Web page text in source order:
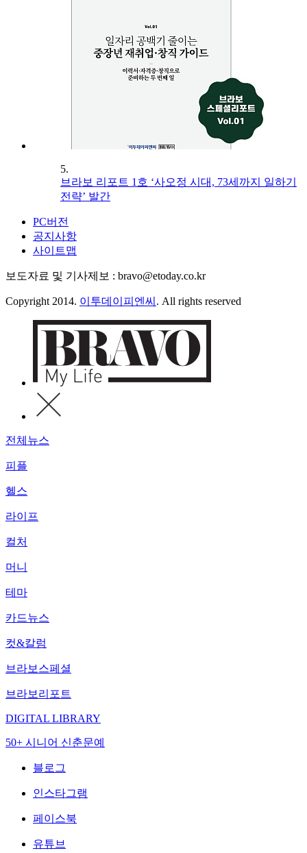
5.
브라보 리포트 1호 ‘사오정 시대, 73세까지 일하기
전략’ 발간
PC버전
공지사항
사이트맵
보도자료 및 기사제보 : bravo@etoday.co.kr
Copyright 2014. 이투데이피엔씨 . All rights reserved
전체뉴스
피플
헬스
라이프
컬처
머니
테마
카드뉴스
컷&칼럼
브라보스페셜
브라보리포트
DIGITAL LIBRARY
50+ 시니어 신춘문예
블로그
인스타그램
페이스북
유튜브